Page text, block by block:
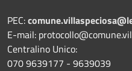
PEC:
E-mail:
Centralino Unico:
070 9639177 - 9639039